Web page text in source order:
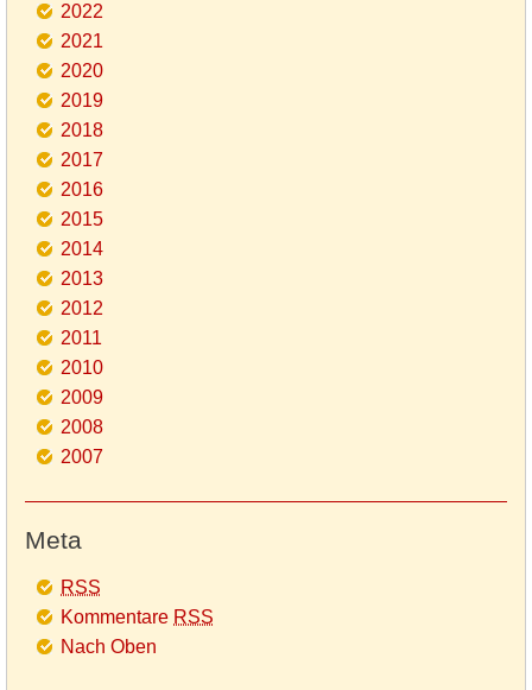
2022
2021
2020
2019
2018
2017
2016
2015
2014
2013
2012
2011
2010
2009
2008
2007
Meta
RSS
Kommentare RSS
Nach Oben